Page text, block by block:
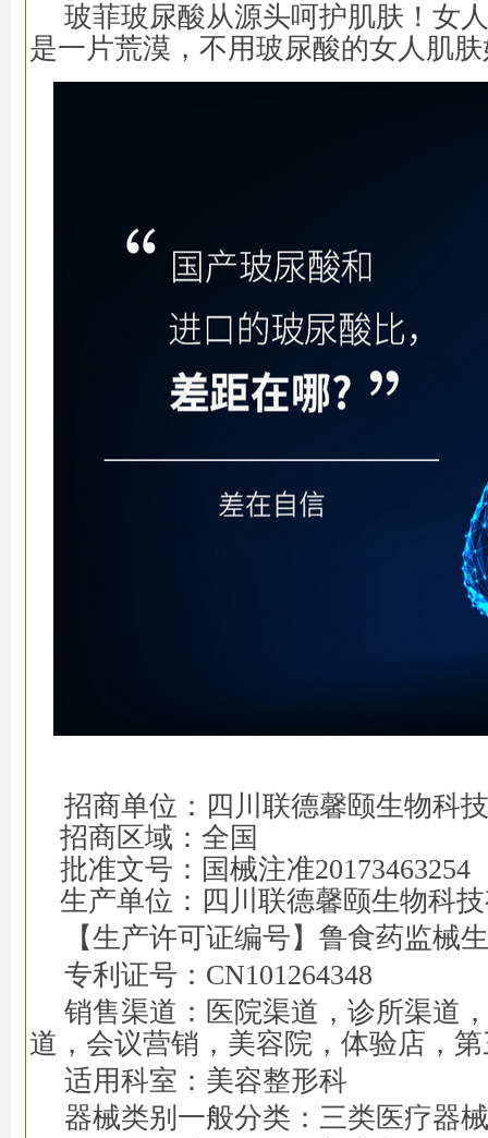
玻菲玻尿酸从源头呵护肌肤！女
是一片荒漠，不用玻尿酸的女人肌
招商单位：四川联德馨颐生物科
招商区域：全国
批准文号：国械注准20173463254
生产单位：四川联德馨颐生物科
【生产许可证编号】鲁食药监械
专利证号：CN101264348
销售渠道：医院渠道，诊所渠道
道，会议营销，美容院，体验店，
适用科室：美容整形科
器械类别一般分类：三类医疗器械